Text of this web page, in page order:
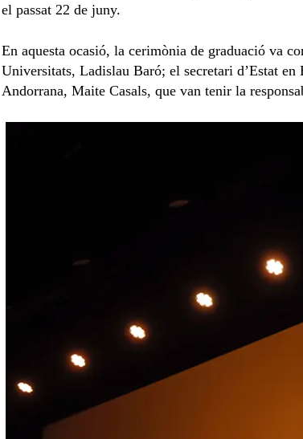
el passat 22 de juny.
En aquesta ocasió, la cerimònia de graduació va
Universitats, Ladislau Baró; el secretari d’Estat
Andorrana, Maite Casals, que van tenir la